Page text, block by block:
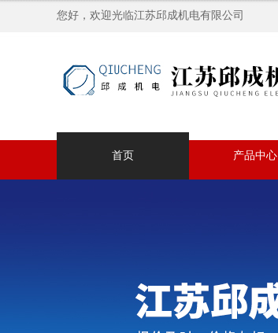
您好，欢迎光临江苏邱成机电有限公司
首页 产品中心